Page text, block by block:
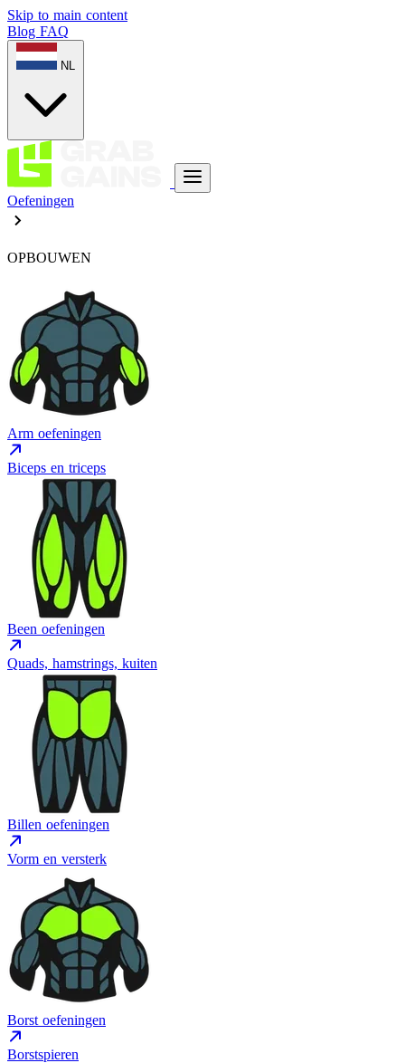
Skip to main content
Blog FAQ
NL
Oefeningen
OPBOUWEN
Arm oefeningen
Biceps en triceps
Been oefeningen
Quads, hamstrings, kuiten
Billen oefeningen
Vorm en versterk
Borst oefeningen
Borstspieren